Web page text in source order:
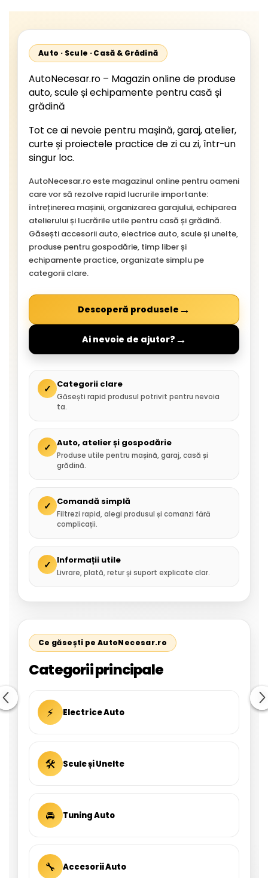
Auto · Scule · Casă & Grădină
AutoNecesar.ro – Magazin online de produse
auto, scule și echipamente pentru casă și
grădină
Tot ce ai nevoie pentru mașină, garaj, atelier,
curte și proiectele practice de zi cu zi, într-un
singur loc.
AutoNecesar.ro este magazinul online pentru oameni
care vor să rezolve rapid lucrurile importante:
întreținerea mașinii, organizarea garajului, echiparea
atelierului și lucrările utile pentru casă și grădină.
Găsești accesorii auto, electrice auto, scule și unelte,
produse pentru gospodărie, timp liber și
echipamente practice, organizate simplu pe
categorii clare.
Descoperă produsele →
Ai nevoie de ajutor? →
✓ Categorii clare
Găsești rapid produsul potrivit pentru nevoia
ta.
✓ Auto, atelier și gospodărie
Produse utile pentru mașină, garaj, casă și
grădină.
✓ Comandă simplă
Filtrezi rapid, alegi produsul și comanzi fără
complicații.
✓ Informații utile
Livrare, plată, retur și suport explicate clar.
Ce găsești pe AutoNecesar.ro
Categorii principale
⚡ Electrice Auto
🛠 Scule și Unelte
🚘 Tuning Auto
🔧 Accesorii Auto